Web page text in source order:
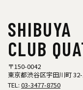
SHIBUYA
CLUB
〒150-0042
東京都渋谷区宇田川町
TEL: 03-3477-8750